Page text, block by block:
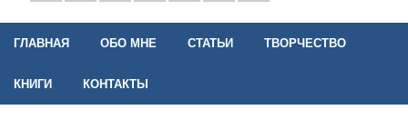
ГЛАВНАЯ ОБО МНЕ СТАТЬИ ТВОРЧЕСТВО
КНИГИ КОНТАКТЫ